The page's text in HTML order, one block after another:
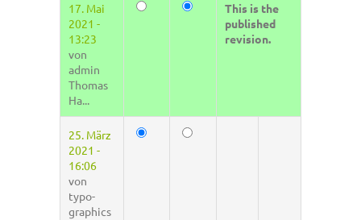
17. Mai
2021 -
13:23
von
admin
Thomas
Ha...
This is the
published
revision.
25. März
2021 -
16:06
von
typo-
graphics